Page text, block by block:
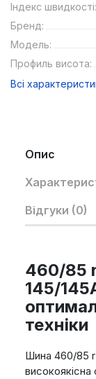
Індекс швидкості:
Бренд:
Модель:
Профиль висота:
Всі
Опис
Відгуки (0)
460/85
145/
техніки
Шина 460/85